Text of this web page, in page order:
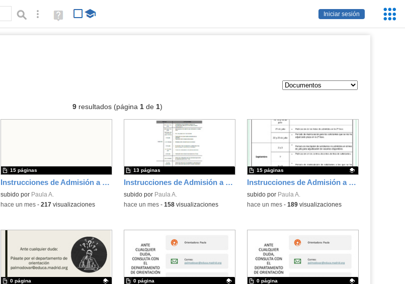
Iniciar sesión
Búsqueda avanzada
Ayuda
(en
9resultados (página 1de 1)
Instrucciones de Admisión a Ciclos Formativos de Grado Superior. CUrso 26/27
subido por Paula A.
15 páginas
-hace un mes- 217visualizaciones
Instrucciones de Admisión a Ciclos Formativos de Grado Medio. Curso 26/27
subido por Paula A.
13 páginas
-hace un mes- 158visualizaciones
Instrucciones de Admisión a Ciclos Formativos de Grado Básico 26/27
Contenido educativo.
subido por Paula A.
15 páginas
-hace un mes- 189visualizaciones
0 página 0 página 0 página